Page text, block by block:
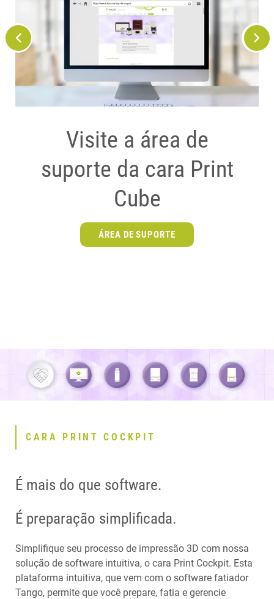
Visite a área de
suporte da cara Print
Cube
ÁREA DE SUPORTE
Entre em contato
ENTRAR EM CONTATO
Checklist de pré-
instalação
Verifique agora se o sistema cara
Print se adapta à configuração do
seu laboratório.
CARA PRINT COCKPIT
É mais do que software.
É preparação simplificada.
Simplifique seu processo de impressão 3D com nossa
solução de software intuitiva, o cara Print Cockpit. Esta
plataforma intuitiva, que vem com o software fatiador
Tango, permite que você prepare, fatia e gerencie